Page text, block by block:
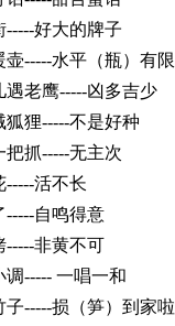
-----好大的牌子
壶-----水平（瓶）有限
遇老鹰-----凶多吉少
狐狸-----不是好种
把抓-----无主次
-----活不长
-----自鸣得意
-----非黄不可
调----- 一唱一和
子-----损（笋）到家啦